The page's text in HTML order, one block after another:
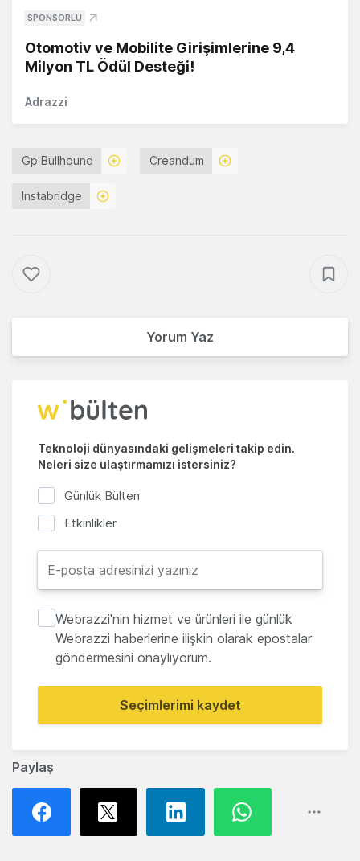
Paylaş
SPONSORLU
Otomotiv ve Mobilite Girişimlerine 9,4
Milyon TL Ödül Desteği!
Adrazzi
Gp Bullhound Creandum
Instabridge
Yorum Yaz
Teknoloji dünyasındaki gelişmeleri takip edin.
Neleri size ulaştırmamızı istersiniz?
Günlük Bülten
Etkinlikler
Webrazzi'nin hizmet ve ürünleri ile günlük
Webrazzi haberlerine ilişkin olarak epostalar
göndermesini onaylıyorum.
Seçimlerimi kaydet